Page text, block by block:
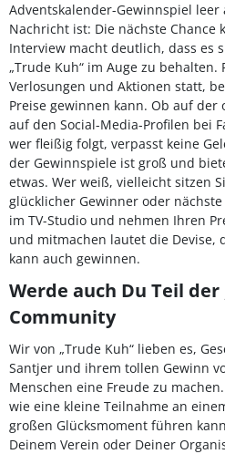
Adventskalender-Gewinnspiel leer
Nachricht ist: Die nächste Chance
Interview macht deutlich, dass es
„Trude Kuh“ im Auge zu
Verlosungen und Aktionen statt,
Preise gewinnen kann. Ob auf der
auf den Social-Media-Profilen bei
wer fleißig folgt, verpasst keine
der Gewinnspiele ist groß und
etwas. Wer weiß, vielleicht sitzen
glücklicher Gewinner oder
im TV-Studio und nehmen Ihren
und mitmachen lautet die Devise,
kann auch gewinnen.
Werde auch Du Teil der
Community
Wir von „Trude Kuh“ lieben es,
Santjer und ihrem tollen Gewinn
Menschen eine Freude zu
wie eine kleine Teilnahme an
großen Glücksmoment führen
Deinem Verein oder Deiner